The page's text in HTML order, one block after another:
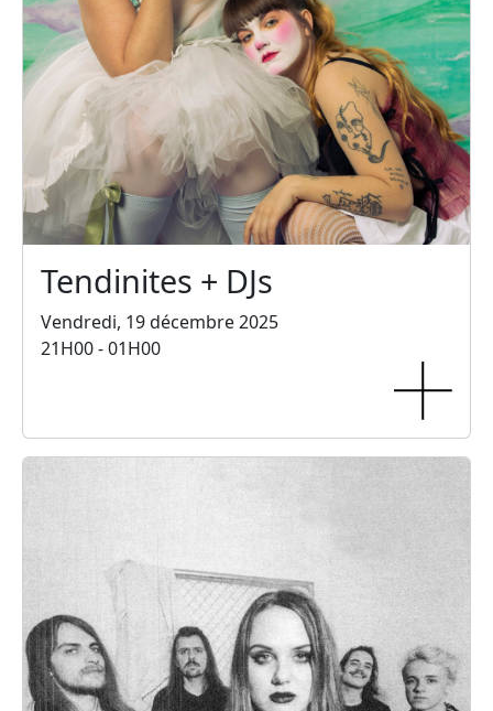
Tendinites + DJs
Vendredi, 19 décembre 2025
21H00 - 01H00